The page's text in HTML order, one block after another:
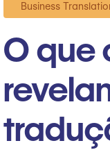
Business
O que